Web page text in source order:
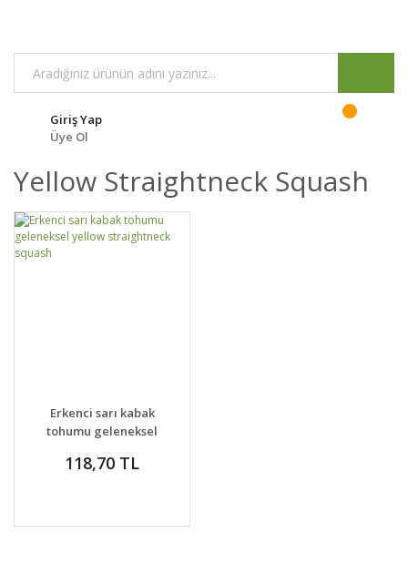
Giriş Yap
Üye Ol
Yellow Straightneck Squash
DETAYLAR SEPETE EKLE
Erkenci sarı kabak
tohumu geleneksel
squash
118,70 TL